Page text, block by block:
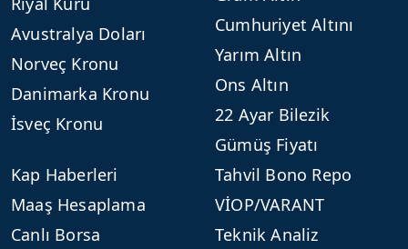
Avustralya Doları
Norveç Kronu
Danimarka Kronu
İsveç Kronu
Cumhuriyet Altını
Yarım Altın
Ons Altın
22 Ayar Bilezik
Gümüş Fiyatı
Kap Haberleri
Maaş Hesaplama
Canlı Borsa
Tahvil Bono Repo
VİOP/VARANT
Teknik Analiz